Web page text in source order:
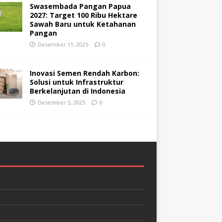
Swasembada Pangan Papua
2027: Target 100 Ribu Hektare
Sawah Baru untuk Ketahanan
Pangan
Desember 11, 2025 0
Inovasi Semen Rendah Karbon:
Solusi untuk Infrastruktur
Berkelanjutan di Indonesia
Desember 5, 2025 0